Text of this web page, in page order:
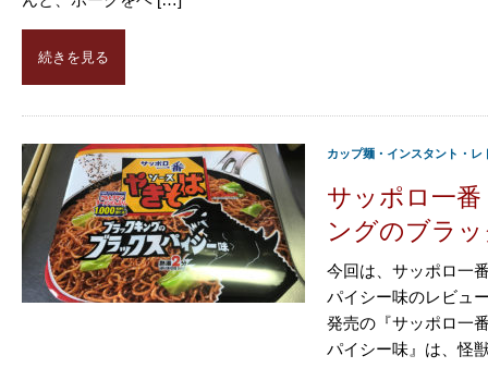
続きを見る
カップ麺・インスタント・レ
サッポロ一
ングのブラ
今回は、サッポロ一
パイシー味のレビュ
発売の『サッポロ一
パイシー味』は、怪